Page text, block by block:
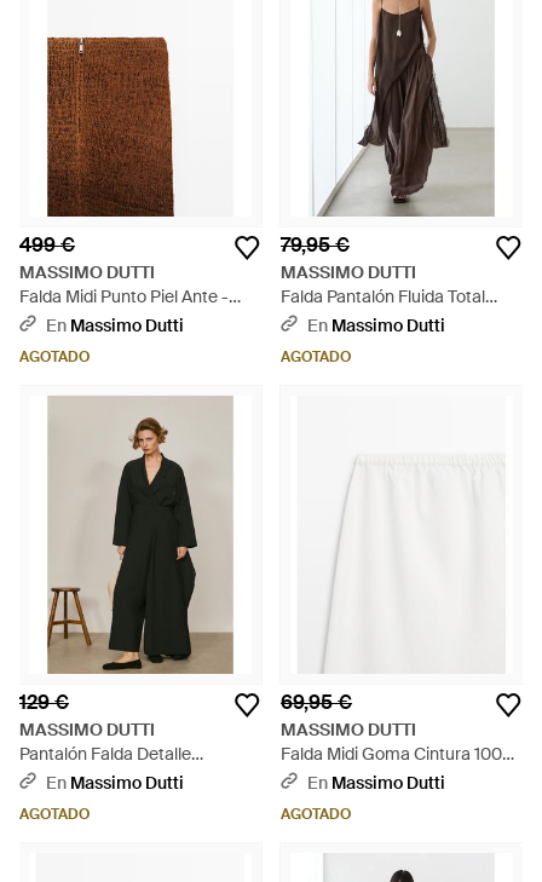
499 €
MASSIMO DUTTI
Falda Midi Punto Piel Ante -
Marrón
En Massimo Dutti
AGOTADO
79,95 €
MASSIMO DUTTI
Falda Pantalón Fluida Total
Look - Marrón
En Massimo Dutti
AGOTADO
129 €
MASSIMO DUTTI
Pantalón Falda Detalle
Abertura Lateral - Negro
En Massimo Dutti
AGOTADO
69,95 €
MASSIMO DUTTI
Falda Midi Goma Cintura 100%
Lino - Blanco
En Massimo Dutti
AGOTADO